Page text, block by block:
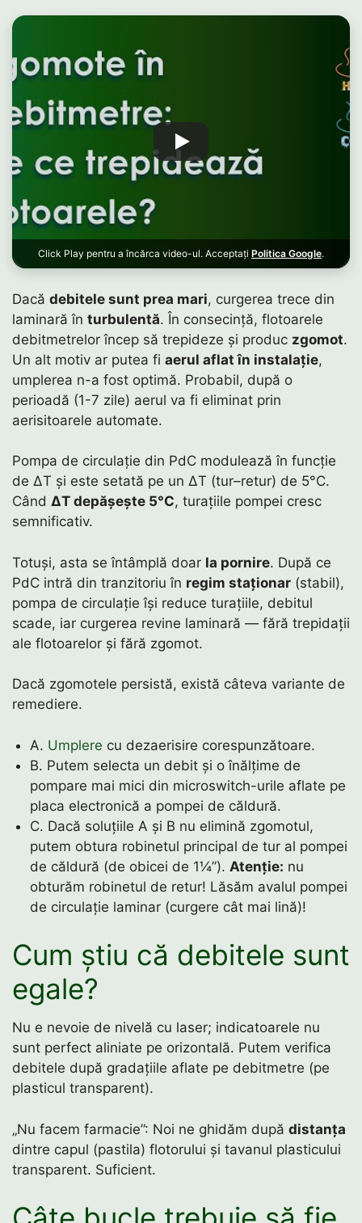
Click Play pentru a încărca video-ul. Acceptați Politica Google.
Dacă debitele sunt prea mari, curgerea trece din
laminară în turbulentă. În consecință, flotoarele
debitmetrelor încep să trepideze și produc zgomot.
Un alt motiv ar putea fi aerul aflat în instalație,
umplerea n-a fost optimă. Probabil, după o
perioadă (1-7 zile) aerul va fi eliminat prin
aerisitoarele automate.
Pompa de circulație din PdC modulează în funcție
de ΔT și este setată pe un ΔT (tur–retur) de 5°C.
Când ΔT depășește 5°C, turațiile pompei cresc
semnificativ.
Totuși, asta se întâmplă doar la pornire. După ce
PdC intră din tranzitoriu în regim staționar (stabil),
pompa de circulație își reduce turațiile, debitul
scade, iar curgerea revine laminară — fără trepidații
ale flotoarelor și fără zgomot.
Dacă zgomotele persistă, există câteva variante de
remediere.
A. Umplere cu dezaerisire corespunzătoare.
B. Putem selecta un debit și o înălțime de
pompare mai mici din microswitch-urile aflate pe
placa electronică a pompei de căldură.
C. Dacă soluțiile A și B nu elimină zgomotul,
putem obtura robinetul principal de tur al pompei
de căldură (de obicei de 1¼”). Atenție: nu
obturăm robinetul de retur! Lăsăm avalul pompei
de circulație laminar (curgere cât mai lină)!
Cum știu că debitele sunt
egale?
Nu e nevoie de nivelă cu laser; indicatoarele nu
sunt perfect aliniate pe orizontală. Putem verifica
debitele după gradațiile aflate pe debitmetre (pe
plasticul transparent).
„Nu facem farmacie”: Noi ne ghidăm după distanța
dintre capul (pastila) flotorului și tavanul plasticului
transparent. Suficient.